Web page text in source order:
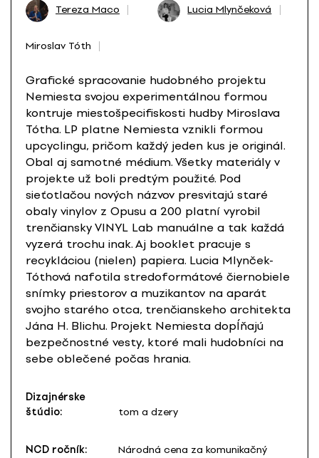
Tereza Maco Lucia Mlynčeková
Miroslav Tóth
Grafické spracovanie hudobného projektu
Nemiesta svojou experimentálnou formou
kontruje miestošpecifiskosti hudby Miroslava
Tótha. LP platne Nemiesta vznikli formou
upcyclingu, pričom každý jeden kus je originál.
Obal aj samotné médium. Všetky materiály v
projekte už boli predtým použité. Pod
sieťotlačou nových názvov presvitajú staré
obaly vinylov z Opusu a 200 platní vyrobil
trenčiansky VINYL Lab manuálne a tak každá
vyzerá trochu inak. Aj booklet pracuje s
recykláciou (nielen) papiera. Lucia Mlynček-
Tóthová nafotila stredoformátové čiernobiele
snímky priestorov a muzikantov na aparát
svojho starého otca, trenčianskeho architekta
Jána H. Blichu. Projekt Nemiesta dopĺňajú
bezpečnostné vesty, ktoré mali hudobníci na
sebe oblečené počas hrania.
Dizajnérske
štúdio:
tom a dzery
NCD ročník:
Národná cena za komunikačný